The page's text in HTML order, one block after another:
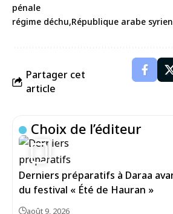
pénale
régime déchu République arabe
Partager cet
article
Choix de l’éditeur
7
Derniers préparatifs à Daraa
du festival « Été de Hauran »
août 9, 2026